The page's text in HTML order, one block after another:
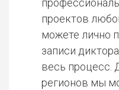
проектов
можете лично
записи
весь процесс.
регионов мы